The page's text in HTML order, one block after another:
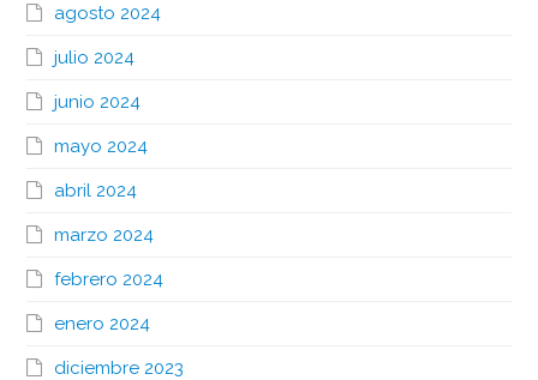
agosto 2024
julio 2024
junio 2024
mayo 2024
abril 2024
marzo 2024
febrero 2024
enero 2024
diciembre 2023